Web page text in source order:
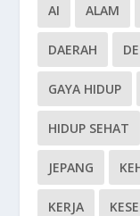
AI ALAM
DAERAH
GAYA HIDUP
HIDUP SEHAT
JEPANG
KERJA